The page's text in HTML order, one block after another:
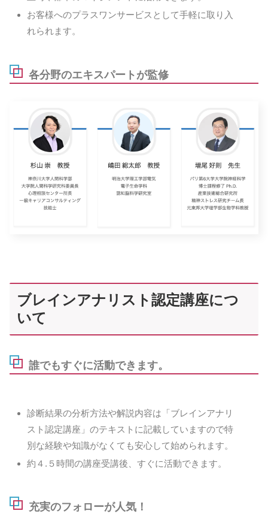
お客様へのプラスワンサービスとして手軽に取り入
れられます。
各分野のエキスパートが監修
ブレインアナリスト認定講座につ
いて
誰でもすぐに活動できます。
診断結果の分析方法や解説内容は「ブレインアナリ
スト認定講座」のテキストに記載していますので特
別な経験や知識がなくても安心して始められます。
約４.５時間の講座受講後、すぐに活動できます。
充実のフォローが人気！